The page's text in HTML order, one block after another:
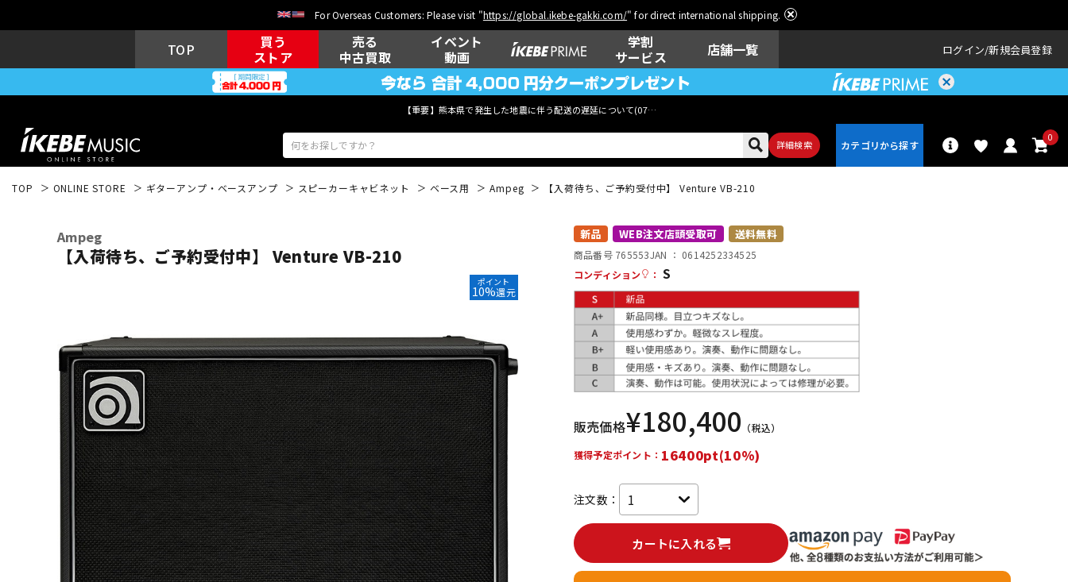
For Overseas Customers: Please visit "https://global.ikebe-gakki.com/" for direct international shipping.
TOP
買う
ストア
売る
中古買取
イベント
動画
学割
サービス
店舗一覧 ログイン 新規会員登録
【重要】熊本県で発生した地震に伴う配送の遅延について(07月29日
詳細検索
0
ウクレレ ドラム
管楽器 その他楽器
DJ機器 DTM DTM オンラ
イン納品
レコーディン
グ機器
配信/ライブ
機器
中古 ヴィンテージ
TOP ONLINE STORE ギターアンプ・ベースアンプ スピーカーキャビネット ベース用 Ampeg 【入荷待ち、ご予約受付中】 Venture VB-210
Ampeg
【入荷待ち、ご予約受付中】 Venture VB-210
ポイント
10%還元
新品 WEB注文店頭受取可 送料無料
商品番号 765553JAN ： 0614252334525
コンディション
： S
販売価格¥180,400 （税込）
獲得予定ポイント： 16400pt(10%)
注文数：
カートに入れる